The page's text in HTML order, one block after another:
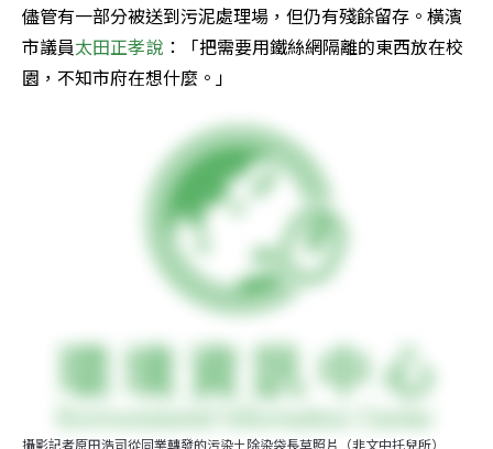
儘管有一部分被送到污泥處理場，但仍有殘餘留存。橫濱
市議員太田正孝說 ：「把需要用鐵絲網隔離的東西放在校
園，不知市府在想什麼。」
攝影記者原田浩司從同業轉發的污染土除染袋長草照片（非文中托兒所）